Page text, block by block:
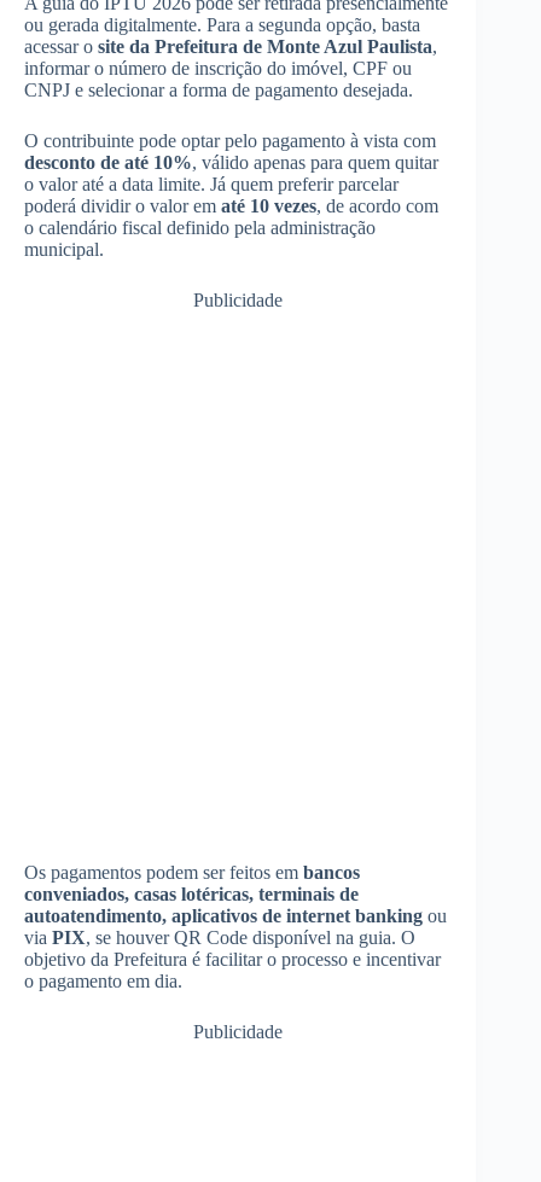
ou gerada digitalmente. Para a segunda opção, basta
acessar o site da Prefeitura de Monte Azul Paulista,
informar o número de inscrição do imóvel, CPF ou
CNPJ e selecionar a forma de pagamento desejada.
O contribuinte pode optar pelo pagamento à vista com
desconto de até 10%, válido apenas para quem quitar
o valor até a data limite. Já quem preferir parcelar
poderá dividir o valor em até 10 vezes, de acordo com
o calendário fiscal definido pela administração
municipal.
Publicidade
Os pagamentos podem ser feitos em bancos
conveniados, casas lotéricas, terminais de
autoatendimento, aplicativos de internet banking ou
via PIX, se houver QR Code disponível na guia. O
objetivo da Prefeitura é facilitar o processo e incentivar
o pagamento em dia.
Publicidade